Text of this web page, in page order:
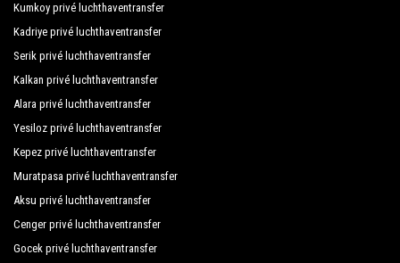
Kumkoy privé luchthaventransfer
Kadriye privé luchthaventransfer
Serik privé luchthaventransfer
Kalkan privé luchthaventransfer
Alara privé luchthaventransfer
Yesiloz privé luchthaventransfer
Kepez privé luchthaventransfer
Muratpasa privé luchthaventransfer
Aksu privé luchthaventransfer
Cenger privé luchthaventransfer
Gocek privé luchthaventransfer